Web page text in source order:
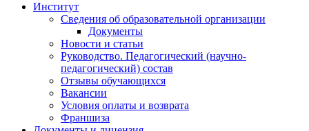
Институт
Сведения об образовательной организации
Документы
Новости и статьи
Руководство. Педагогический (научно-
педагогический) состав
Отзывы обучающихся
Вакансии
Условия оплаты и возврата
Франшиза